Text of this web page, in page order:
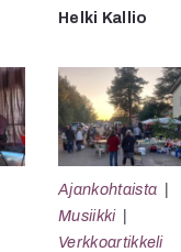
Helki Kallio
Ajankohtaista
Musiikki
Verkkoartikkeli